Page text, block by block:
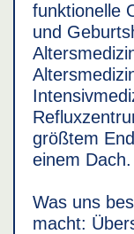
funktionelle
und
größtem
einem Dach.
Was uns
macht: